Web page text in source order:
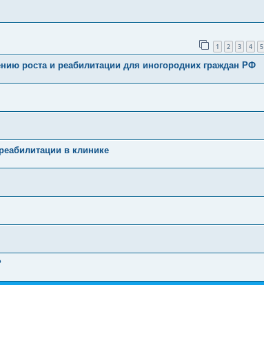
1 2 3 4 5
роста и реабилитации для иногородних граждан РФ
в клинике